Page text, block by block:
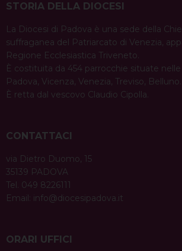
STORIA DELLA DIOCESI
La Diocesi di Padova è una sede della
suffraganea del Patriarcato di Venezia,
Regione Ecclesiastica Triveneto.
È costituita da 454 parrocchie situate
Padova, Vicenza, Venezia, Treviso, Belluno.
È retta dal vescovo Claudio Cipolla.
CONTATTACI
via Dietro Duomo, 15
35139 PADOVA
Tel. 049 8226111
Email: info@diocesipadova.it
ORARI UFFICI